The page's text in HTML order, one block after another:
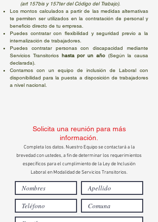
(art 157bis y 157ter del Código del Trabajo).
Los montos calculados a partir de las medidas alternativas
te permiten ser utilizados en la contratación de personal y
beneficio directo de tu empresa.
Puedes contratar con flexibilidad y seguridad previo a la
internalización de trabajadores.
Puedes contratar personas con discapacidad mediante
Servicios Transitorios hasta por un año(Según la causa
declarada).
Contamos con un equipo de inclusión de Laboral con
disponibilidad para la puesta a disposición de trabajadores
a nivel nacional.
Solicita una reunión para más
información.
Completa los datos. Nuestro Equipo se contactará a la
brevedad con ustedes, a fin de determinar los requerimientos
específicos para el cumplimiento de la Ley de Inclusión
Laboral en Modalidad de Servicios Transitorios.